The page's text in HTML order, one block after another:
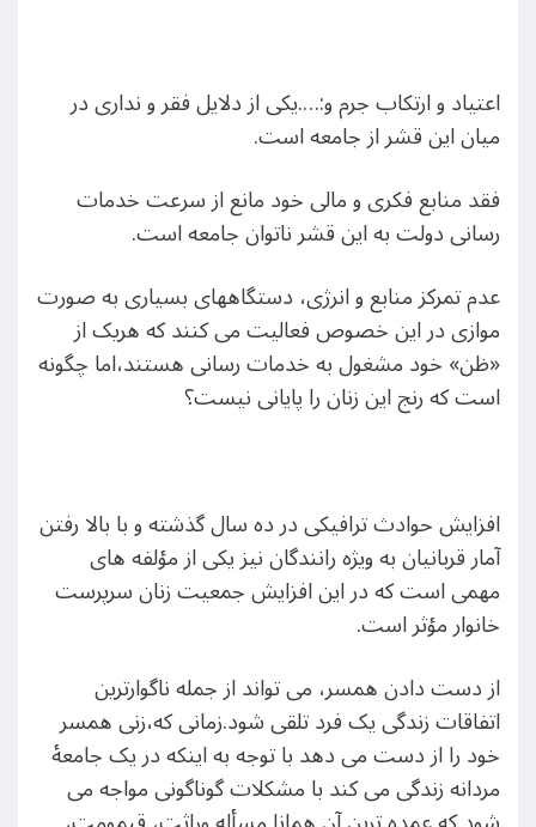
اعتیاد و ارتکاب جرم و:….یکی از دلایل فقر و نداری در
میان این قشر از جامعه است.
فقد منابع فکری و مالی خود مانع از سرعت خدمات
رسانی دولت به این قشر ناتوان جامعه است.
عدم تمرکز منابع و انرژی، دستگاههای بسیاری به صورت
موازی در این خصوص فعالیت می کنند که هریک از
«ظن» خود مشغول به خدمات رسانی هستند،اما چگونه
است که رنج این زنان را پایانی نیست؟
افزایش حوادث ترافیکی در ده سال گذشته و با بالا رفتن
آمار قربانیان به ویژه رانندگان نیز یکی از مؤلفه های
مهمی است که در این افزایش جمعیت زنان سرپرست
خانوار مؤثر است.
از دست دادن همسر، می تواند از جمله ناگوارترین
اتفاقات زندگی یک فرد تلقی شود.زمانی که،زنی همسر
خود را از دست می دهد با توجه به اینکه در یک جامعهٔ
مردانه زندگی می کند با مشکلات گوناگونی مواجه می